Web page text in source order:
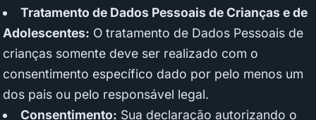
Tratamento de Dados Pessoais de Crianças e de
Adolescentes: O tratamento de Dados Pessoais de
crianças somente deve ser realizado com o
consentimento específico dado por pelo menos um
dos pais ou pelo responsável legal.
Consentimento: Sua declaração autorizando o